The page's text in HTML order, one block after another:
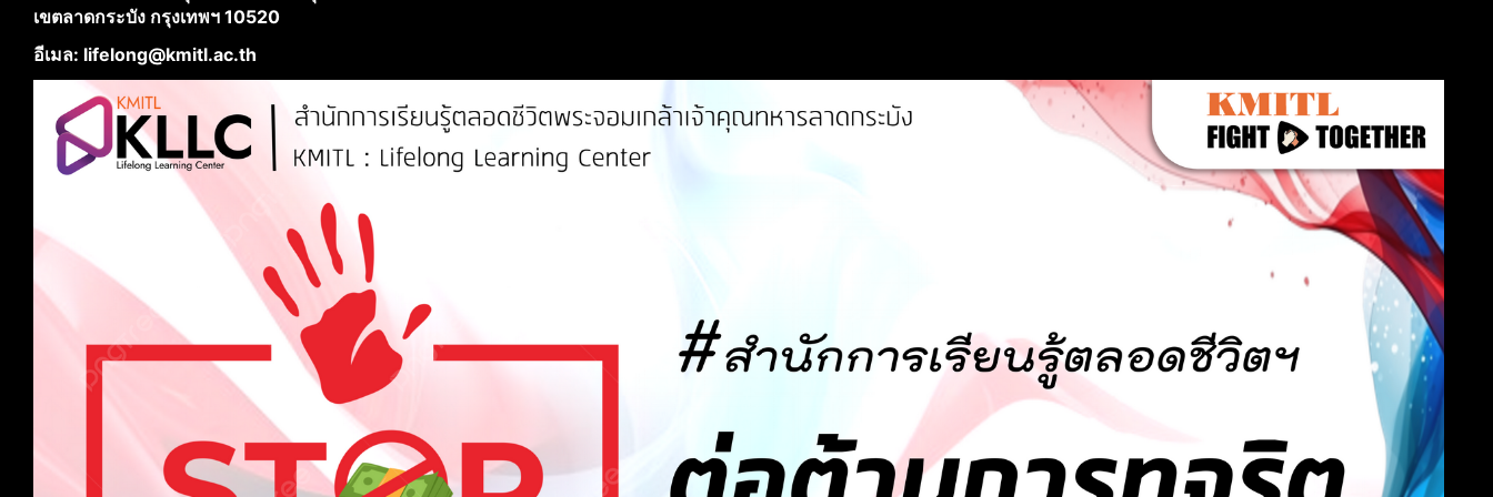
เขตลาดกระบัง กรุงเทพฯ 10520
อีเมล: lifelong@kmitl.ac.th